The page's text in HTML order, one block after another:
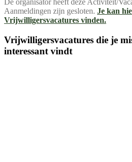
De organisator heeft deze Activiteit/
Aanmeldingen zijn gesloten. Je kan
Vrijwilligersvacatures vinden.
Vrijwilligersvacatures die je
interessant vindt